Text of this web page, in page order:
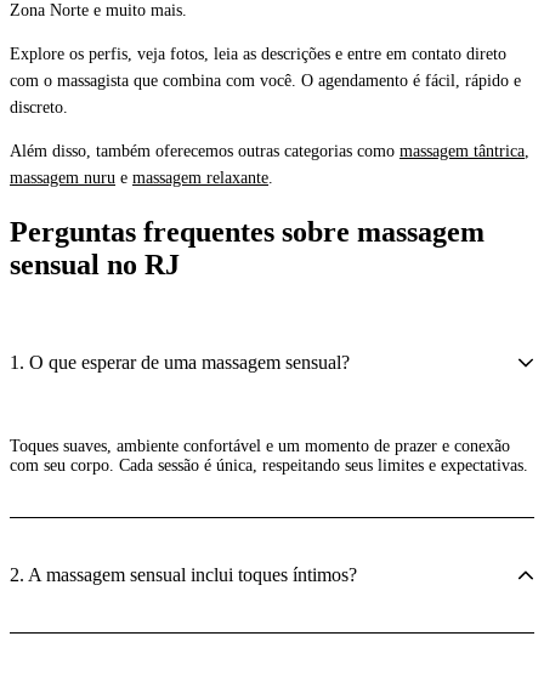
Zona Norte e muito mais.
Explore os perfis, veja fotos, leia as descrições e entre em contato direto
com o massagista que combina com você. O agendamento é fácil, rápido e
discreto.
Além disso, também oferecemos outras categorias como massagem tântrica,
massagem nuru e massagem relaxante.
Perguntas frequentes sobre massagem
sensual no RJ
1. O que esperar de uma massagem sensual?
Toques suaves, ambiente confortável e um momento de prazer e conexão
com seu corpo. Cada sessão é única, respeitando seus limites e expectativas.
2. A massagem sensual inclui toques íntimos?